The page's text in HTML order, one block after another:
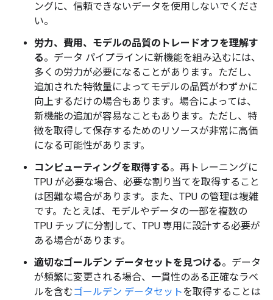
ングに、信頼できないデータを使用しないでくださ
い。
労力、費用、モデルの品質のトレードオフを理解す
る。データ パイプラインに新機能を組み込むには、
多くの労力が必要になることがあります。ただし、
追加された特徴量によってモデルの品質がわずかに
向上するだけの場合もあります。場合によっては、
新機能の追加が容易なこともあります。ただし、特
徴を取得して保存するためのリソースが非常に高価
になる可能性があります。
コンピューティングを取得する。再トレーニングに
TPU が必要な場合、必要な割り当てを取得すること
は困難な場合があります。また、TPU の管理は複雑
です。たとえば、モデルやデータの一部を複数の
TPU チップに分割して、TPU 専用に設計する必要が
ある場合があります。
適切なゴールデン データセットを見つける。データ
が頻繁に変更される場合、一貫性のある正確なラベ
ルを含むゴールデン データセットを取得することは